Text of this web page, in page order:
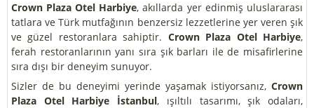
Crown Plaza Otel Harbiye, akıllarda yer edinmiş uluslararası
tatlara ve Türk mutfağının benzersiz lezzetlerine yer veren şık
ve güzel restoranlara sahiptir. Crown Plaza Otel Harbiye,
ferah restoranlarının yanı sıra şık barları ile de misafirlerine
sıra dışı bir deneyim sunuyor.
Sizler de bu deneyimi yerinde yaşamak istiyorsanız, Crown
Plaza Otel Harbiye İstanbul, ışıltılı tasarımı, şık odaları,